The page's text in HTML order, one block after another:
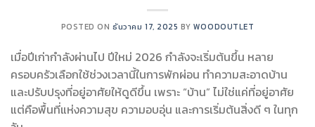
POSTED ONธันวาคม 17, 2025 BY WOODOUTLET
เมื่อปีเก่ากำลังผ่านไป ปีใหม่ 2026 กำลังจะเริ่มต้นขึ้น หลาย
ครอบครัวเลือกใช้ช่วงเวลานี้ในการพักผ่อน ทำความสะอาดบ้าน
และปรับปรุงที่อยู่อาศัยให้ดูดีขึ้น เพราะ “บ้าน” ไม่ใช่แค่ที่อยู่อาศัย
แต่คือพื้นที่แห่งความสุข ความอบอุ่น และการเริ่มต้นสิ่งดี ๆ ในทุก